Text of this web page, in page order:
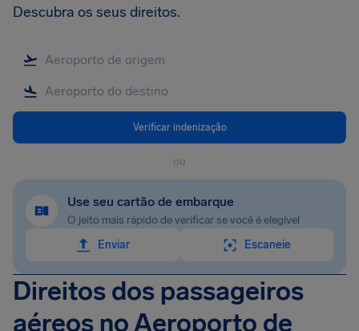
Descubra os seus direitos.
Verificar indenização
ou
Use seu cartão de embarque
O jeito mais rápido de verificar se você é elegível
Enviar
Escaneie
Direitos dos passageiros
aéreos no Aeroporto de